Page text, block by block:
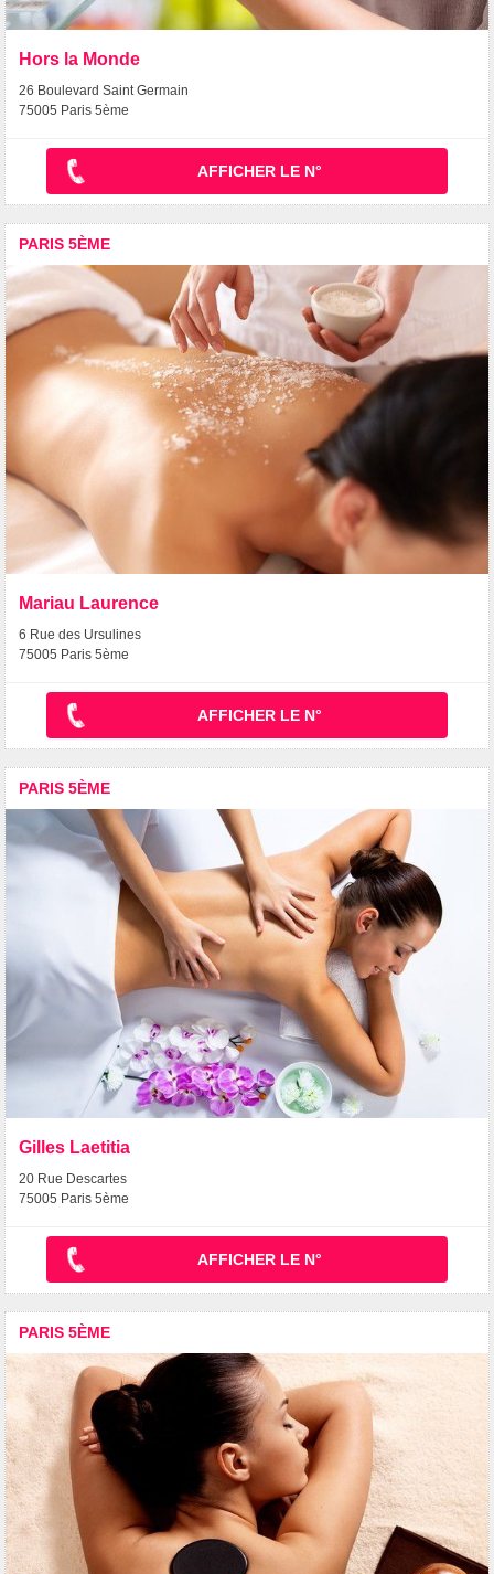
Hors la Monde
26 Boulevard Saint Germain
75005 Paris 5ème
AFFICHER LE N°
PARIS 5ÈME
Mariau Laurence
6 Rue des Ursulines
75005 Paris 5ème
AFFICHER LE N°
PARIS 5ÈME
Gilles Laetitia
20 Rue Descartes
75005 Paris 5ème
AFFICHER LE N°
PARIS 5ÈME